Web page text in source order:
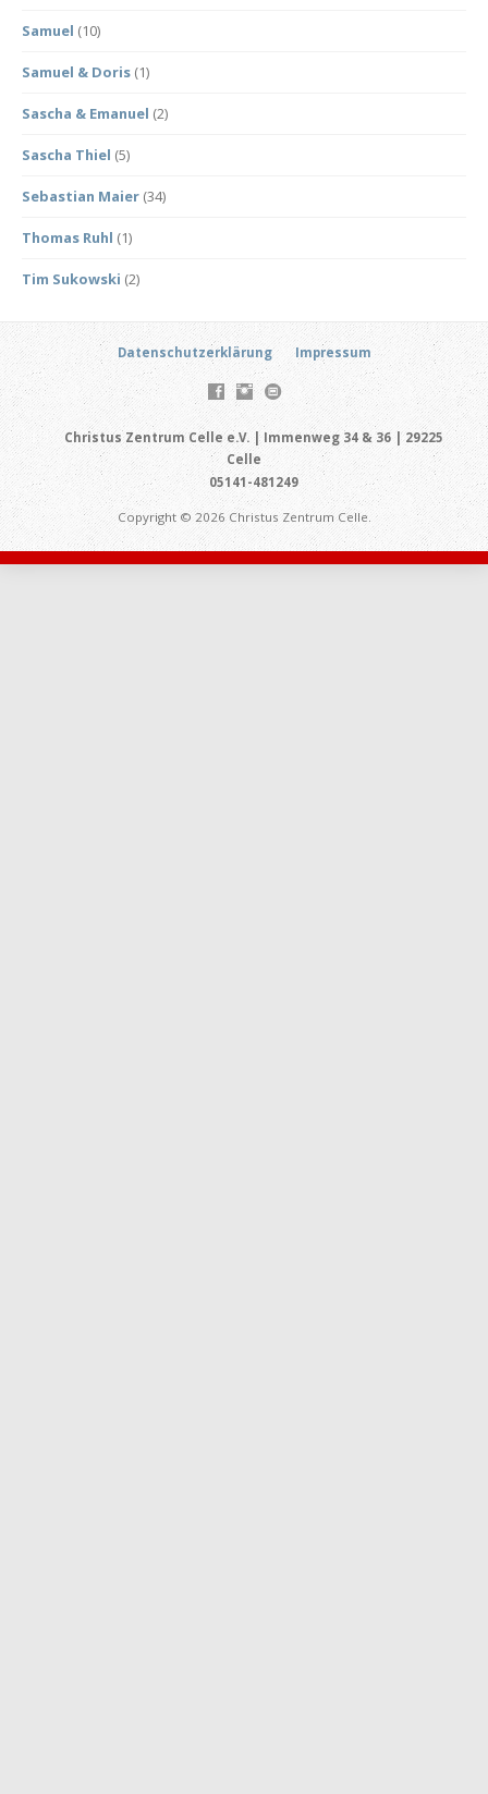
Samuel (10)
Samuel & Doris (1)
Sascha & Emanuel (2)
Sascha Thiel (5)
Sebastian Maier (34)
Thomas Ruhl (1)
Tim Sukowski (2)
Datenschutzerklärung Impressum
Christus Zentrum Celle e.V. | Immenweg 34 & 36 | 29225
Celle
05141-481249
Copyright © 2026 Christus Zentrum Celle.